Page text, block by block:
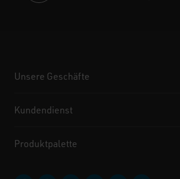
Unsere Geschäfte
Kundendienst
Produktpalette